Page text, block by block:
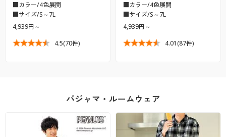
■カラー/4色展開
■サイズ/S～7L
4,939円～
4.5(70件)
■カラー/4色展開
■サイズ/S～7L
4,939円～
4.01(87件)
パジャマ・ルームウェア